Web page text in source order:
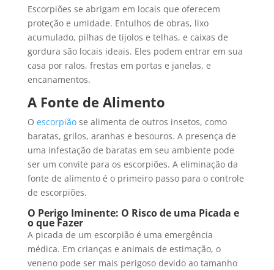
Escorpiões se abrigam em locais que oferecem
proteção e umidade. Entulhos de obras, lixo
acumulado, pilhas de tijolos e telhas, e caixas de
gordura são locais ideais. Eles podem entrar em sua
casa por ralos, frestas em portas e janelas, e
encanamentos.
A Fonte de Alimento
O escorpiãose alimenta de outros insetos, como
baratas, grilos, aranhas e besouros. A presença de
uma infestação de baratas em seu ambiente pode
ser um convite para os escorpiões. A eliminação da
fonte de alimento é o primeiro passo para o controle
de escorpiões.
O Perigo Iminente: O Risco de uma Picada e
o que Fazer
A picada de um escorpião é uma emergência
médica. Em crianças e animais de estimação, o
veneno pode ser mais perigoso devido ao tamanho